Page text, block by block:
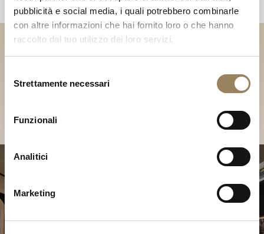
pubblicità e social media, i quali potrebbero combinarle
con altre informazioni che hai fornito loro o che hanno
raccolto dal tuo utilizzo dei loro servizi.
delStrettamente necessari
Funzionali
Analitici
Marketing
Scopri le nostre collezioni in
Boutique